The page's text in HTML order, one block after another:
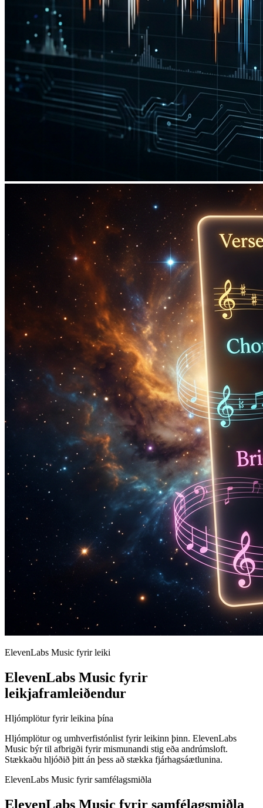
ElevenLabs Music fyrir leiki
ElevenLabs Music fyrir
leikjaframleiðendur
Hljómplötur fyrir leikina þína
Hljómplötur og umhverfistónlist fyrir leikinn þinn. ElevenLabs
Music býr til afbrigði fyrir mismunandi stig eða andrúmsloft.
Stækkaðu hljóðið þitt án þess að stækka fjárhagsáætlunina.
ElevenLabs Music fyrir samfélagsmiðla
ElevenLabs Music fyrir samfélagsmiðla